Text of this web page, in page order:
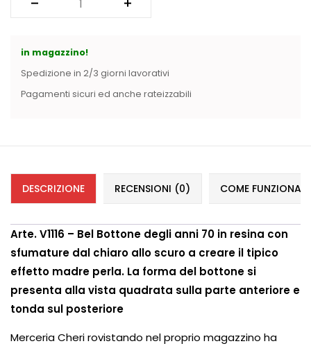
in magazzino!
Spedizione in 2/3 giorni lavorativi
Pagamenti sicuri ed anche rateizzabili
DESCRIZIONE RECENSIONI (0) COME
Arte.V1116 – Bel Bottone degli anni 70 in resina con
sfumature dal chiaro allo scuro a creare il tipico
effetto madre perla. La forma del bottone si
presenta alla vista quadrata sulla parte anteriore e
tonda sul posteriore
Merceria Cheri rovistando nel proprio magazzino ha